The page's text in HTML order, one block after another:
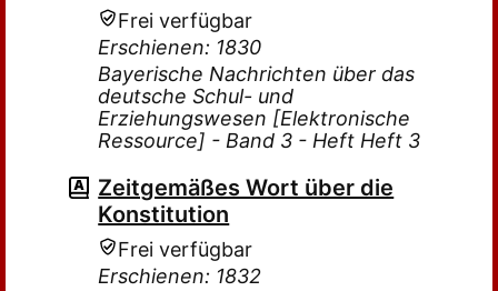
Frei verfügbar
Erschienen: 1830
Bayerische Nachrichten über das
deutsche Schul- und
Erziehungswesen [Elektronische
Ressource] - Band 3 - Heft Heft 3
Zeitgemäßes Wort über die
Konstitution
Frei verfügbar
Erschienen: 1832